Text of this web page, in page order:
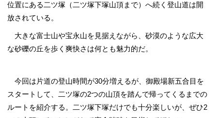
位置にある二ツ塚（二ツ塚下塚山頂まで）へ続く登山道は開
放されている。
大きな富士山や宝永山を見据えながら、砂漠のような広大
な砂礫の丘を歩く爽快さは何とも魅力的だ。
今回は片道の登山時間が30分増えるが、御殿場新五合目を
スタートして、二ツ塚の2つの山頂を踏んで帰ってくるまでの
ルートを紹介する。二ツ塚下塚だけでも十分楽しいが、ぜひ2